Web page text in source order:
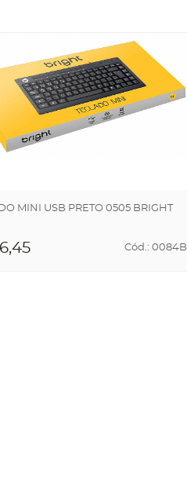
MINI USB PRETO 0505 BRIGHT
Cód.: 0084B